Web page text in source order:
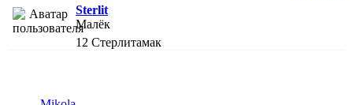
Sterlit
Малёк
12 Стерлитамак